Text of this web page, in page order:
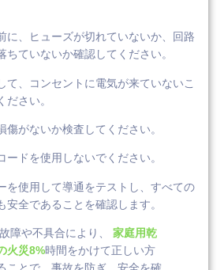
に、ヒューズが切れていないか、回路
ちていないか確認してください。
て、コンセントに電気が来ていないこ
ださい。
傷がないか検査してください。
ードを使用しないでください。
を使用して導通をテストし、すべての
安全であることを確認します。
障や不具合により、 家庭用乾
火災8%時間をかけて正しい方